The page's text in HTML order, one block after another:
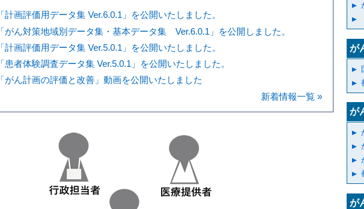
「計画評価用データ集 Ver.6.0.1」を公開いたしました。
「がん対策地域別データ集・基本データ集 Ver.6.0.1」を公開しました。
「計画評価用データ集 Ver.5.0.1」を公開いたしました。
「患者体験調査データ集 Ver.5.0.1」を公開いたしました。
「がん計画の評価と改善」動画を公開いたしました
新着情報一覧 »
が
が
が